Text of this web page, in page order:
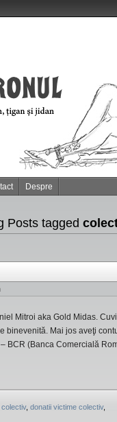
Despre
Posts tagged
Mitroi aka Gold Midas.
binevenită. Mai jos aveţi
BCR (Banca Comercială
colectiv, donatii victime colectiv,